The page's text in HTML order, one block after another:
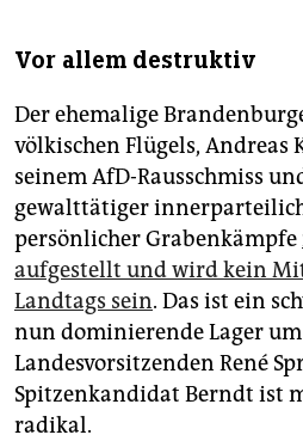
Vor allem destruktiv
Der ehemalige
völkischen Flügels, Andreas
seinem AfD-Rausschmiss
gewalttätiger
persönlicher Grabenkämpfe
aufgestellt und wird kein
Landtags sein. Das ist ein
nun dominierende Lager
Landesvorsitzenden René
Spitzenkandidat Berndt ist
radikal.